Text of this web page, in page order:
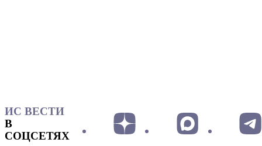
ИС ВЕСТИ
В
СОЦСЕТЯХ